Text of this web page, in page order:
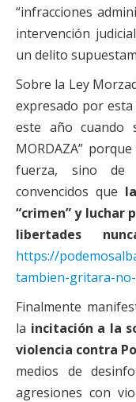
“infracciones
intervención
un delito
Sobre la Ley
expresado por
este año cuando
MORDAZA”
fuerza, sino de
convencidos que
“crimen” y luchar
libertades
https://
tambien-gritara-
Finalmente
la incitación a la
violencia contra
medios de
agresiones con